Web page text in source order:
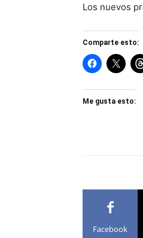
Los nuevos
Comparte esto:
Me gusta esto:
Facebook